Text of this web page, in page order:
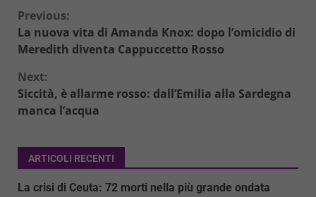
Continue
Reading
Previous:
La nuova vita di Amanda Knox: dopo l’omicidio di
Meredith diventa Cappuccetto Rosso
Next:
Siccità, è allarme rosso: dall’Emilia alla Sardegna
manca l’acqua
ARTICOLI RECENTI
La crisi di Ceuta: 72 morti nella più grande ondata